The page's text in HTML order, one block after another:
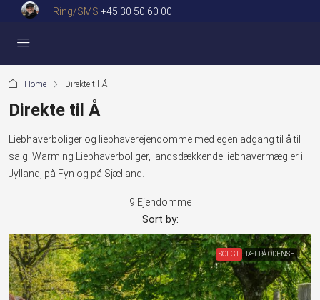
Ring/SMS +45 30 50 60 00
Home Direkte til Å
Direkte til Å
Liebhaverboliger og liebhaverejendomme med egen adgang til å til
salg. Warming Liebhaverboliger, landsdækkende liebhavermægler i
Jylland, på Fyn og på Sjælland.
9 Ejendomme
Sort by:
SOLGT TÆT PÅ ODENSE